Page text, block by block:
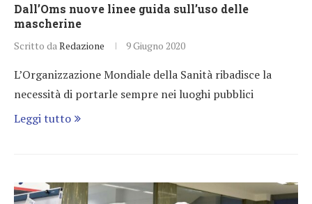
Dall’Oms nuove linee guida sull’uso delle
mascherine
Scritto da Redazione 9 Giugno 2020
L’Organizzazione Mondiale della Sanità ribadisce la
necessità di portarle sempre nei luoghi pubblici
Leggi tutto